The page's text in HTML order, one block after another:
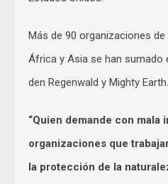
Más de 90 organizaciones
África y Asia se han sumado
den Regenwald y Mighty
“Quien demande con mala
organizaciones que
la protección de la